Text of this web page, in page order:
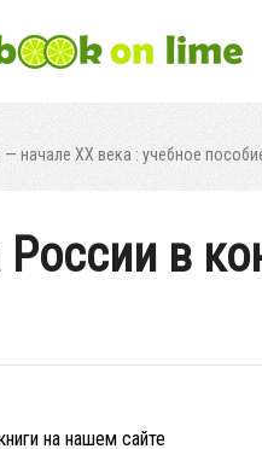
начале XX века : учебное
в
на нашем сайте